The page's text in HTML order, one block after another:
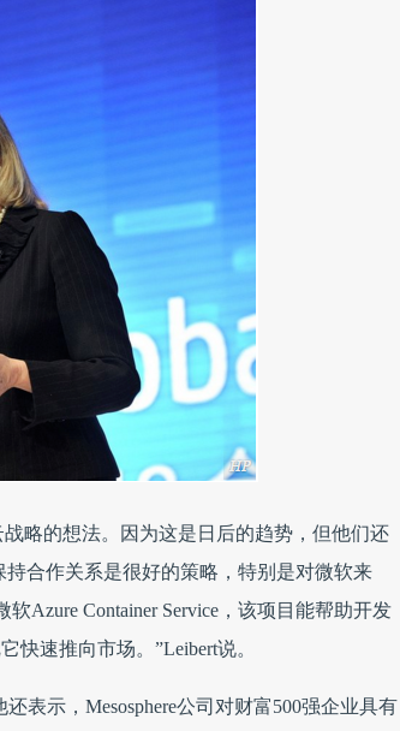
略的想法。因为这是日后的趋势，但他们还
持合作关系是很好的策略，特别是对微软来
Azure Container Service，该项目能帮助开发
快速推向市场。”Leibert说。
表示，Mesosphere公司对财富500强企业具有